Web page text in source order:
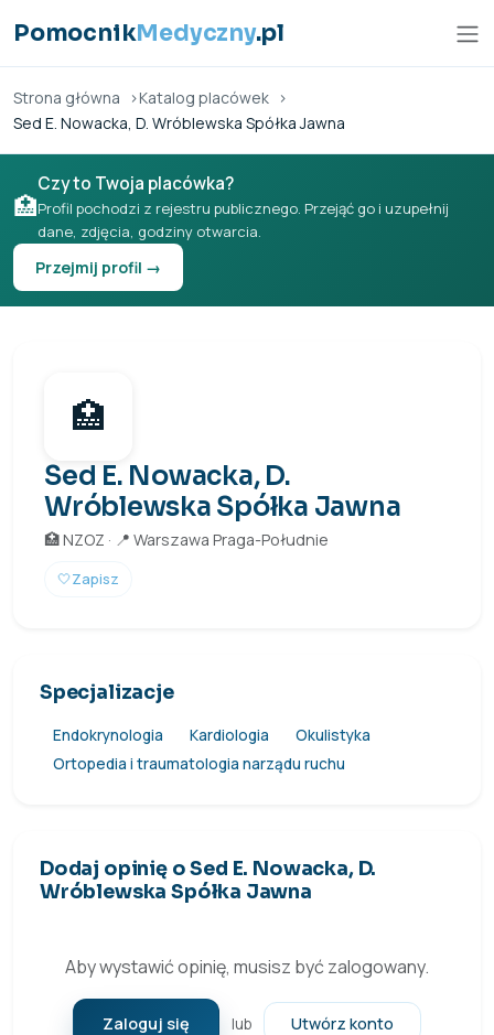
PomocnikMedyczny.pl
Strona główna
Katalog placówek
Sed E. Nowacka, D. Wróblewska Spółka Jawna
🏥
Czy to Twoja placówka?
Profil pochodzi z rejestru publicznego. Przejąć go i uzupełnij
dane, zdjęcia, godziny otwarcia.
Przejmij profil →
🏥
Sed E. Nowacka, D.
Wróblewska Spółka Jawna
🏥 NZOZ · 📍 Warszawa Praga-Południe
🤍Zapisz
Specjalizacje
Endokrynologia Kardiologia
Okulistyka
Ortopedia i traumatologia narządu ruchu
Dodaj opinię o Sed E. Nowacka, D.
Wróblewska Spółka Jawna
Aby wystawić opinię, musisz być zalogowany.
Zaloguj się lub Utwórz konto